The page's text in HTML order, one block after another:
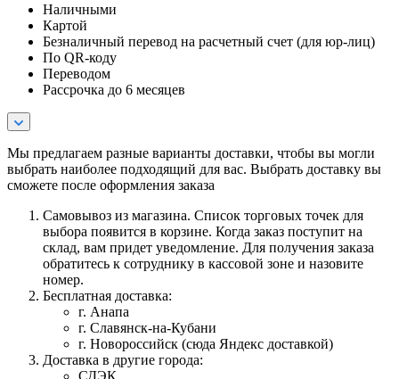
Наличными
Картой
Безналичный перевод на расчетный счет (для юр-лиц)
По QR-коду
Переводом
Рассрочка до 6 месяцев
Мы предлагаем разные варианты доставки, чтобы вы могли
выбрать наиболее подходящий для вас. Выбрать доставку вы
сможете после оформления заказа
Самовывоз из магазина. Список торговых точек для
выбора появится в корзине. Когда заказ поступит на
склад, вам придет уведомление. Для получения заказа
обратитесь к сотруднику в кассовой зоне и назовите
номер.
Бесплатная доставка:
г. Анапа
г. Славянск-на-Кубани
г. Новороссийск (сюда Яндекс доставкой)
Доставка в другие города:
СДЭК